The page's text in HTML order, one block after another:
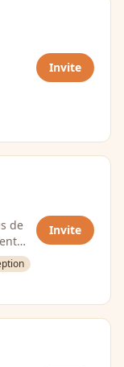
Invite
de
Invite